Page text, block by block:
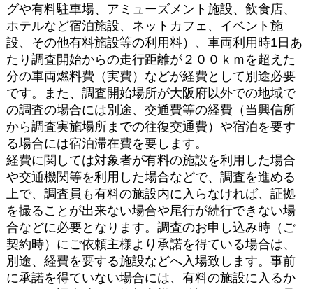
グや有料駐車場、アミューズメント施設、飲食店、
ホテルなど宿泊施設、ネットカフェ、イベント施
設、その他有料施設等の利用料）、車両利用時1日あ
たり調査開始からの走行距離が２００ｋｍを超えた
分の車両燃料費（実費）などが経費として別途必要
です。また、調査開始場所が大阪府以外での地域で
の調査の場合には別途、交通費等の経費（当興信所
から調査実施場所までの往復交通費）や宿泊を要す
る場合には宿泊滞在費を要します。
経費に関しては対象者が有料の施設を利用した場合
や交通機関等を利用した場合などで、調査を進める
上で、調査員も有料の施設内に入らなければ、証拠
を撮ることが出来ない場合や尾行が続行できない場
合などに必要となります。調査のお申し込み時（ご
契約時）にご依頼主様より承諾を得ている場合は、
別途、経費を要する施設などへ入場致します。事前
に承諾を得ていない場合には、有料の施設に入るか